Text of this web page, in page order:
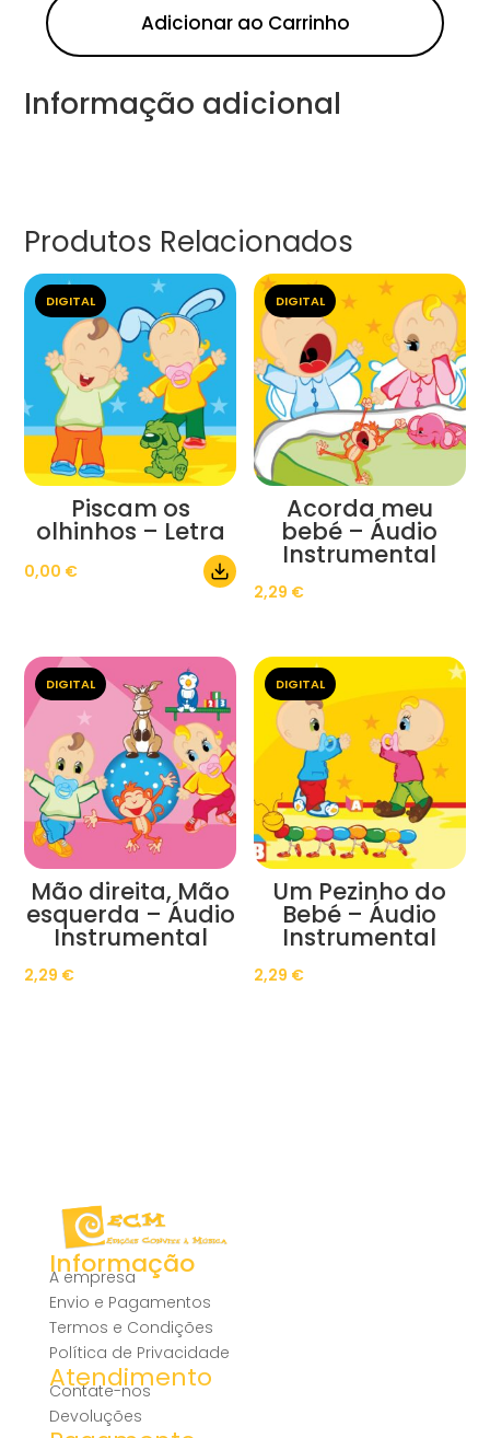
Adicionar ao Carrinho
Informação adicional
Produtos Relacionados
DIGITAL
Piscam os
olhinhos – Letra
0,00 €
DIGITAL
Acorda meu
bebé – Áudio
Instrumental
2,29 €
DIGITAL
Mão direita, Mão
esquerda – Áudio
Instrumental
2,29 €
DIGITAL
Um Pezinho do
Bebé – Áudio
Instrumental
2,29 €
Informação
A empresa
Envio e Pagamentos
Termos e Condições
Política de Privacidade
Atendimento
Contate-nos
Devoluções